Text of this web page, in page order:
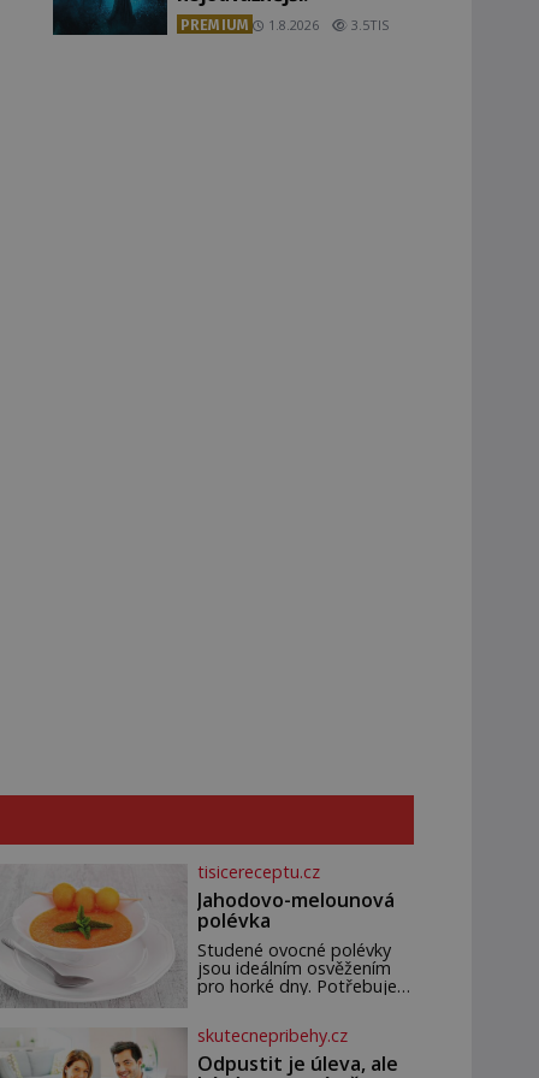
PREMIUM 1.8.2026 3.5TIS
tisicereceptu.cz
Jahodovo-melounová
polévka
Studené ovocné polévky
jsou ideálním osvěžením
pro horké dny. Potřebujete
dezertního vína 50 g cukru
krystal 1 lžíci medu 200 g
skutecnepribehy.cz
Odpustit je úleva, ale